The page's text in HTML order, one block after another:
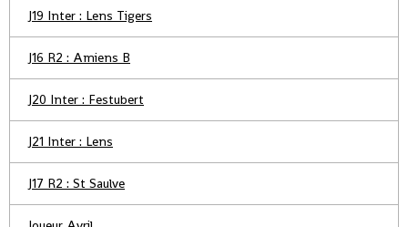
J19 Inter : Lens Tigers
J16 R2 : Amiens B
J20 Inter : Festubert
J21 Inter : Lens
J17 R2 : St Saulve